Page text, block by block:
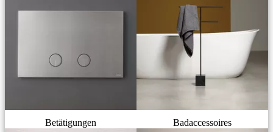
Betätigungen Badaccessoires